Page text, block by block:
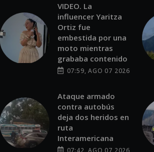
VIDEO. La
influencer Yaritza
Ortiz fue
embestida por una
moto mientras
grababa contenido
07:59, AGO 07 2026
Ataque armado
contra autobús
deja dos heridos en
ruta
Interamericana
07:42, AGO 07 2026